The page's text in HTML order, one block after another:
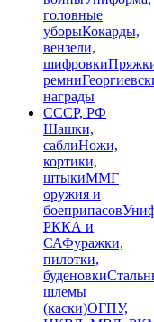
головные
уборыКокарды,
вензели,
шифровки
ремни
награды
СССР, РФ
Шашки,
саблиНожи,
кортики,
штыкиММГ
оружия и
боеприпасов
РККА и
САФуражки,
пилотки,
буденовки
шлемы
(каски)ОГПУ,